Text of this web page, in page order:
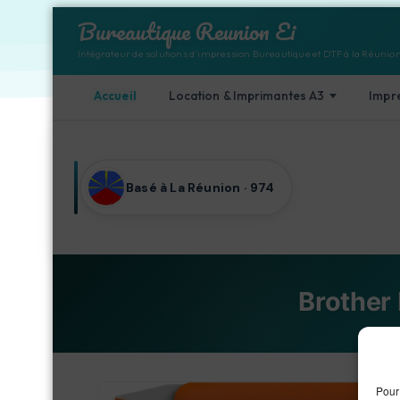
Bureautique Reunion Ei
Intégrateur de solutions d'impression Bureautique et DTF à la Réunion
Accueil Location & Imprimantes A3
Basé à La Réunion · 974
Brother
Accueil